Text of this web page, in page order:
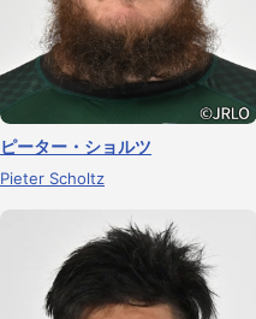
ピーター・ショルツ
Pieter Scholtz